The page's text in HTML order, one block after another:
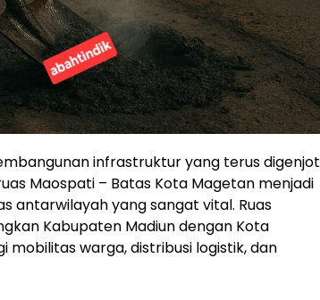
infrastruktur yang terus digenjot
Maospati – Batas Kota Magetan menjadi
antarwilayah yang sangat vital. Ruas
Kabupaten Madiun dengan Kota
warga, distribusi logistik, dan